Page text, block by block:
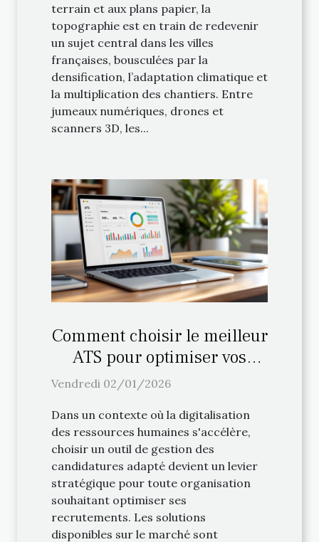
terrain et aux plans papier, la
topographie est en train de redevenir
un sujet central dans les villes
françaises, bousculées par la
densification, l’adaptation climatique et
la multiplication des chantiers. Entre
jumeaux numériques, drones et
scanners 3D, les...
Comment choisir le meilleur
ATS pour optimiser vos
processus de recrutement ?
Vendredi 02/01/2026
Dans un contexte où la digitalisation
des ressources humaines s'accélère,
choisir un outil de gestion des
candidatures adapté devient un levier
stratégique pour toute organisation
souhaitant optimiser ses
recrutements. Les solutions
disponibles sur le marché sont